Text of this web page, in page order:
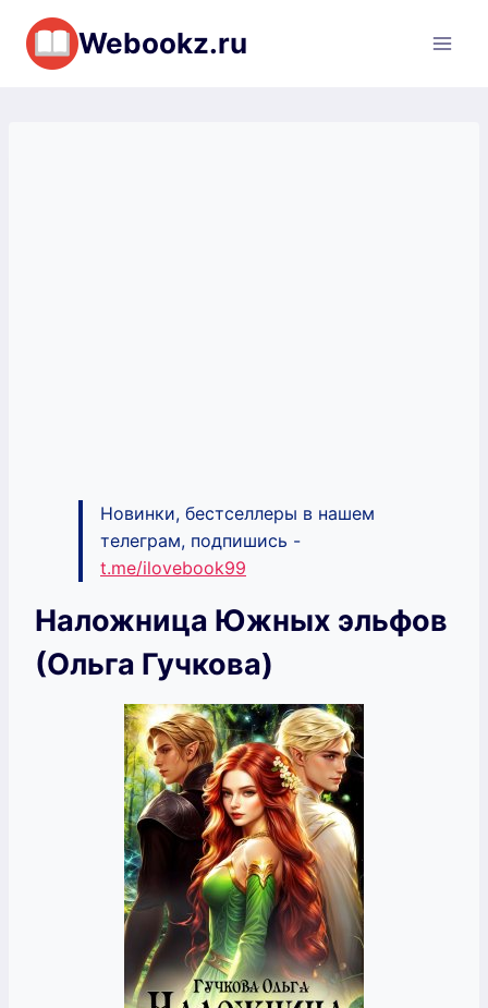
Перейти
содержимому
Webookz.ru
Новинки, бестселлеры в нашем
телеграм, подпишись -
t.me/ilovebook99
Наложница Южных эльфов
(Ольга Гучкова)